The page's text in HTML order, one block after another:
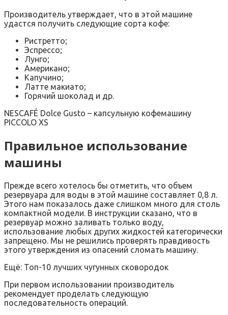
Производитель утверждает, что в этой машине
удастся получить следующие сорта кофе:
Ристретто;
Эспрессо;
Лунго;
Американо;
Капучино;
Латте макиато;
Горячий шоколад и др.
NESCAFÉ Dolce Gusto – капсульную кофемашину
PICCOLO XS
Правильное использование
машины
Прежде всего хотелось бы отметить, что объем
резервуара для воды в этой машине составляет 0,8 л.
Этого нам показалось даже слишком много для столь
компактной модели. В инструкции сказано, что в
резервуар можно заливать только воду,
использование любых других жидкостей категорически
запрещено. Мы не решились проверять правдивость
этого утверждения из опасений сломать машину.
Ещё: Топ-10 лучших чугунных сковородок
При первом использовании производитель
рекомендует проделать следующую
последовательность операций.